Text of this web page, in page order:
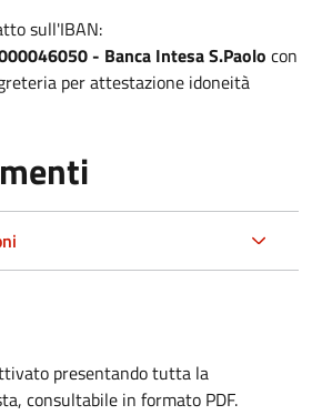
sull'IBAN:
- Banca Intesa S.Paolo con
per attestazione idoneità
presentando tutta la
consultabile in formato PDF.